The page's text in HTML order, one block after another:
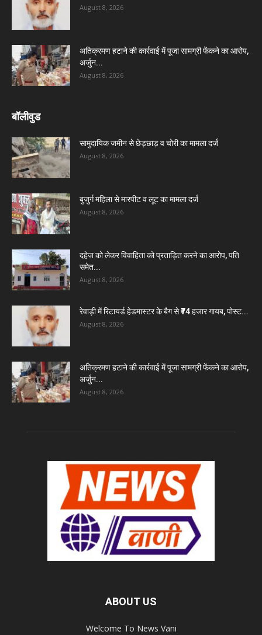
August 8, 2026
अतिक्रमण हटाने की कार्रवाई में पूजा सामग्री फेंकने का आरोप,
अर्जुन...
August 8, 2026
बॉलीवुड
सामुदायिक जमीन से छेड़छाड़ व चोरी का मामला दर्ज
August 8, 2026
बुजुर्ग महिला से मारपीट व लूट का मामला दर्ज
August 8, 2026
दहेज को लेकर विवाहिता को प्रताड़ित करने का आरोप, पति
समेत...
August 8, 2026
रेवाड़ी में रिटायर्ड हेडमास्टर के बैग से ₹74 हजार गायब, पोस्ट...
August 8, 2026
अतिक्रमण हटाने की कार्रवाई में पूजा सामग्री फेंकने का आरोप,
अर्जुन...
August 8, 2026
ABOUT US
Welcome To News Vani